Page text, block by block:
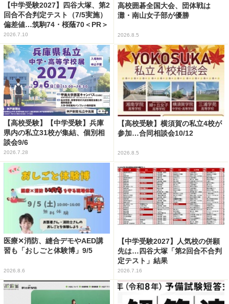
【中学受験2027】四谷大塚、第2
回合不合判定テスト（7/5実施）
偏差値…筑駒74・桜蔭70＜PR＞
2026.7.10
高校囲碁全国大会、団体戦は
灘・南山女子部が優勝
2026.8.5
【高校受験】【中学受験】兵庫
県内の私立31校が集結、個別相
談会9/6
2026.7.28
【高校受験】横須賀の私立4校が
参加…合同相談会10/12
2026.8.5
医療✕消防、縫合デモやAED講
習も「おしごと体験博」9/5
2026.8.6
【中学受験2027】人気校の併願
先は…四谷大塚「第2回合不合判
定テスト」結果
2026.7.16